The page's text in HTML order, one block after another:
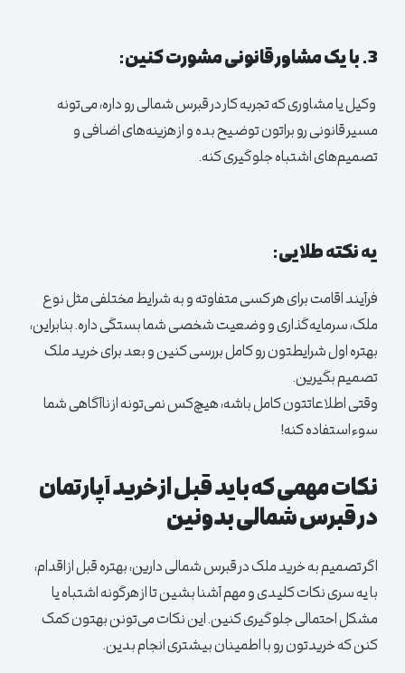
3. با یک مشاور قانونی مشورت کنین:
وکیل یا مشاوری که تجربه کار در قبرس شمالی رو داره، می‌تونه
مسیر قانونی رو براتون توضیح بده و از هزینه‌های اضافی و
تصمیم‌های اشتباه جلوگیری کنه.
یه نکته طلایی:
فرآیند اقامت برای هر کسی متفاوته و به شرایط مختلفی مثل نوع
ملک، سرمایه‌گذاری و وضعیت شخصی شما بستگی داره. بنابراین،
بهتره اول شرایطتون رو کامل بررسی کنین و بعد برای خرید ملک
تصمیم بگیرین.
وقتی اطلاعاتتون کامل باشه، هیچ‌کس نمی‌تونه از ناآگاهی شما
سوءاستفاده کنه!
نکات مهمی که باید قبل از خریدآپارتمان
در قبرس شمالی بدونین
اگر تصمیم به خرید ملک در قبرس شمالی دارین، بهتره قبل از اقدام،
با یه سری نکات کلیدی و مهم آشنا بشین تا از هرگونه اشتباه یا
مشکل احتمالی جلوگیری کنین. این نکات می‌تونن بهتون کمک
کنن که خریدتون رو با اطمینان بیشتری انجام بدین.